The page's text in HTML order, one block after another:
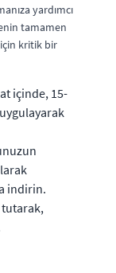
yardımcı
tamamen
için kritik bir
içinde, 15-
indirin.